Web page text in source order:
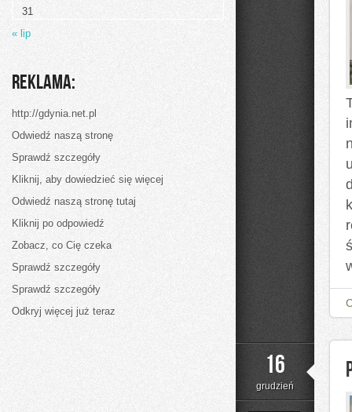
pozwolić
16
grudzień
31
« lip
Reklama:
http://gdynia.net.pl
Odwiedź naszą stronę
Sprawdź szczegóły
Kliknij, aby dowiedzieć się więcej
Odwiedź naszą stronę tutaj
Kliknij po odpowiedź
Zobacz, co Cię czeka
Sprawdź szczegóły
Sprawdź szczegóły
Odkryj więcej już teraz